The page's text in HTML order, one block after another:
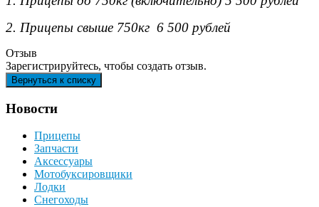
2. Прицепы свыше 750кг 6 500 рублей
Отзыв
Зарегистрируйтесь, чтобы создать отзыв.
Новости
Прицепы
Запчасти
Аксессуары
Мотобуксировщики
Лодки
Снегоходы